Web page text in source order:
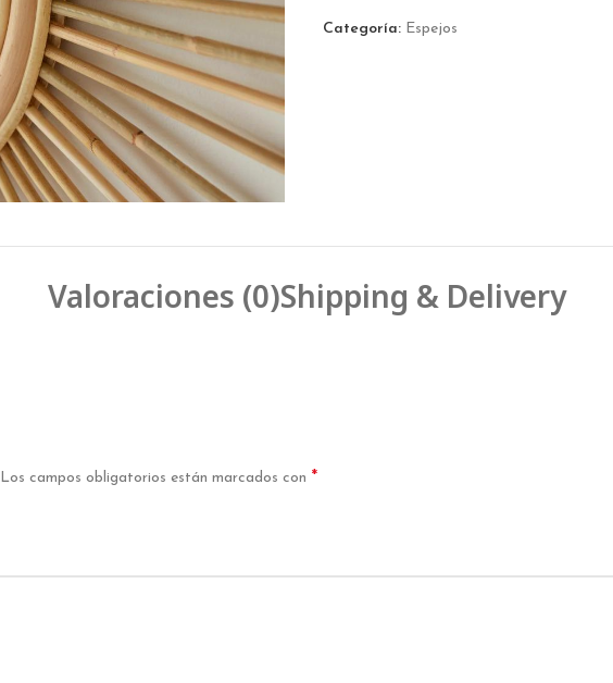
Categoría: Espejos
Valoraciones (0)Shipping & Delivery
Los campos obligatorios están marcados con *